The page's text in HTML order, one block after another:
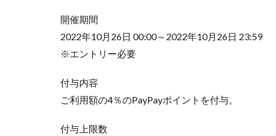
開催期間
2022年10月26日 00:00～2022年10月26日 23:59
※エントリー必要
付与内容
ご利用額の4％のPayPayポイントを付与。
付与上限数